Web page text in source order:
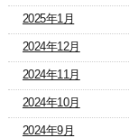
2025年1月
2024年12月
2024年11月
2024年10月
2024年9月